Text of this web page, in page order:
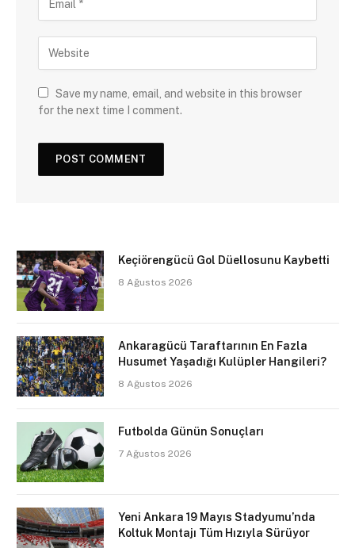
Save my name, email, and website in this browser
for the next time I comment.
Keçiörengücü Gol Düellosunu Kaybetti
8 Ağustos 2026
Ankaragücü Taraftarının En Fazla
Husumet Yaşadığı Kulüpler Hangileri?
8 Ağustos 2026
Futbolda Günün Sonuçları
7 Ağustos 2026
Yeni Ankara 19 Mayıs Stadyumu’nda
Koltuk Montajı Tüm Hızıyla Sürüyor